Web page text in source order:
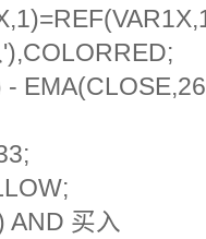
-
AND 买入